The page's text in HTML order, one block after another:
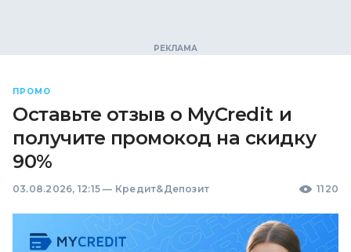
ПРОМО
Оставьте отзыв о MyCredit и
получите промокод на скидку
90%
03.08.2026, 12:15 — Кредит&Депозит 1120